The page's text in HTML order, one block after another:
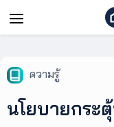
AgentAble
สำหรับ
เอเจ
ความรู้
นโยบายกระ